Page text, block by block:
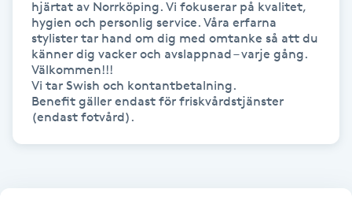
Huduppstramning
Hudvård
Hyaluronsyra
hjärtat av Norrköping. Vi fokuserar på kvalitet,
hygien och personlig service. Våra erfarna
stylister tar hand om dig med omtanke så att du
känner dig vacker och avslappnad – varje gång.
Välkommen!!!
Vi tar Swish och kontantbetalning.
Benefit gäller endast för friskvårdstjänster